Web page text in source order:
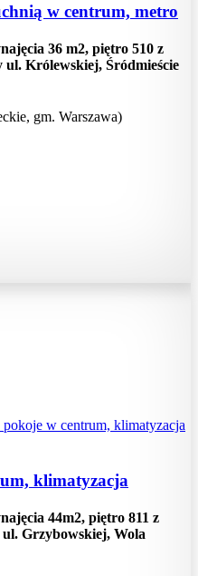
w centrum, metro
36 m2, piętro 510 z
Królewskiej, Śródmieście
gm. Warszawa)
klimatyzacja
44m2, piętro 811 z
Grzybowskiej, Wola